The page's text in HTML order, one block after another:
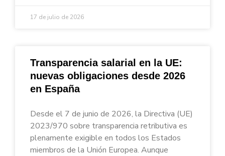
17 de julio de 2026
Transparencia salarial en la UE:
nuevas obligaciones desde 2026
en España
Desde el 7 de junio de 2026, la Directiva (UE)
2023/970 sobre transparencia retributiva es
plenamente exigible en todos los Estados
miembros de la Unión Europea. Aunque